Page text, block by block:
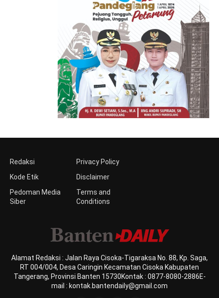
Redaksi
Kode Etik
Pedoman Media
Siber
Privacy Policy
Disclaimer
Terms and
Conditions
Alamat Redaksi : Jalan Raya Cisoka-Tigaraksa No. 88, Kp. Saga,
RT 004/004, Desa Caringin Kecamatan Cisoka Kabupaten
Tangerang, Provinsi Banten 15730Kontak : 0877-8080-2886E-
mail : kontak.bantendaily@gmail.com